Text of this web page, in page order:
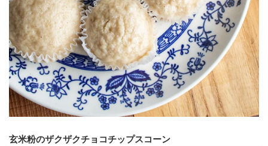
玄米粉のザクザクチョコチップスコーン